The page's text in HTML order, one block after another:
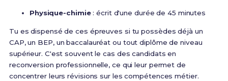
Physique-chimie:écrit d'une durée de 45 minutes
Tu es dispensé de ces épreuves si tu possèdes déjà un
CAP, un BEP, un baccalauréat ou tout diplôme de niveau
supérieur. C'est souvent le cas des candidats en
reconversion professionnelle, ce qui leur permet de
concentrer leurs révisions sur les compétences métier.